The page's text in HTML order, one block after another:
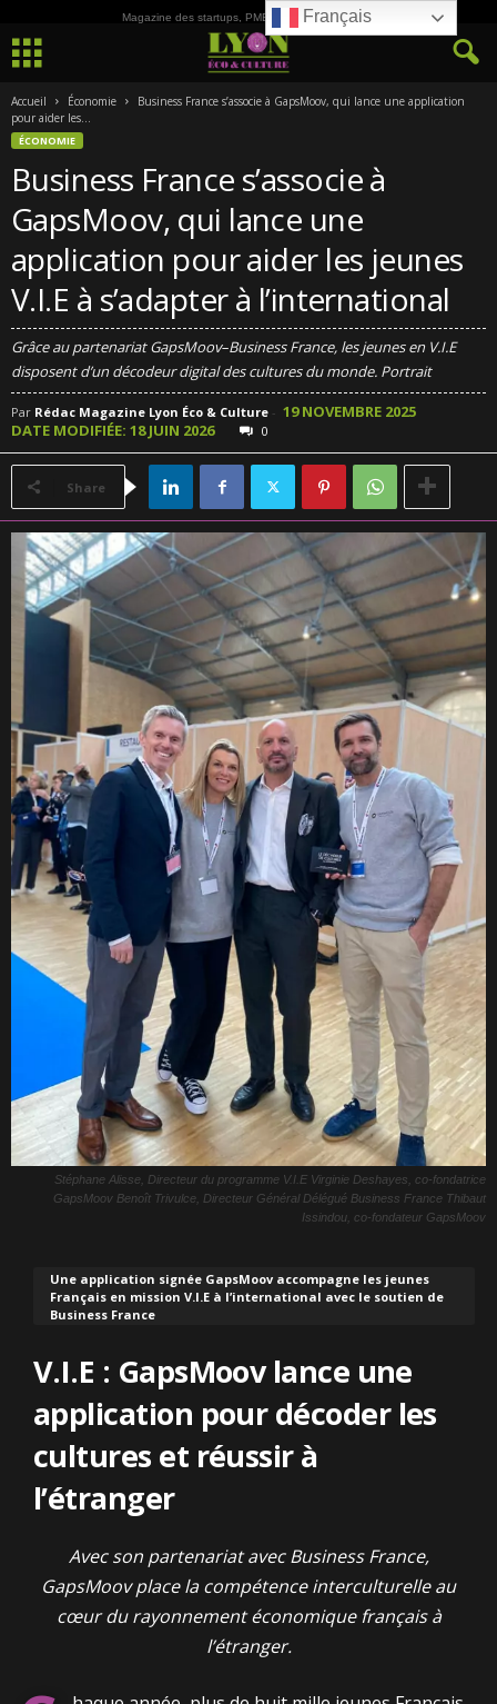
Magazine des startups, PME, ETI et de la Culture
Accueil Économie
Business France s’associe à GapsMoov, qui lance une application
pour aider les...
ÉCONOMIE
Business France s’associe à
GapsMoov, qui lance une
application pour aider les jeunes
V.I.E à s’adapter à l’international
Grâce au partenariat GapsMoov–Business France, les jeunes en V.I.E
disposent d’un décodeur digital des cultures du monde. Portrait
Par Rédac Magazine Lyon Éco & Culture - 19 NOVEMBRE 2025
DATE MODIFIÉE: 18 JUIN 2026
0
Share
Stéphane Alisse, Directeur du programme V.I.E Virginie Deshayes, co-fondatrice
GapsMoov Benoît Trivulce, Directeur Général Délégué Business France Thibaut
Issindou, co-fondateur GapsMoov
Une application signée GapsMoov accompagne les jeunes
Français en mission V.I.E à l’international avec le soutien de
Business France
V.I.E : GapsMoov lance une
application pour décoder les
cultures et réussir à
l’étranger
Avec son partenariat avec Business France,
GapsMoov place la compétence interculturelle au
cœur du rayonnement économique français à
l’étranger.
Français